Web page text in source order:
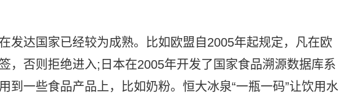
发达国家已经较为成熟。比如欧盟自2005年起规定，凡在欧
，否则拒绝进入;日本在2005年开发了国家食品溯源数据库系
到一些食品产品上，比如奶粉。恒大冰泉“一瓶一码”让饮用水